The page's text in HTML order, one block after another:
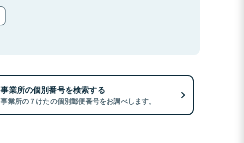
事業所の個別番号を検索する
事業所の７けたの個別郵便番号をお調べします。